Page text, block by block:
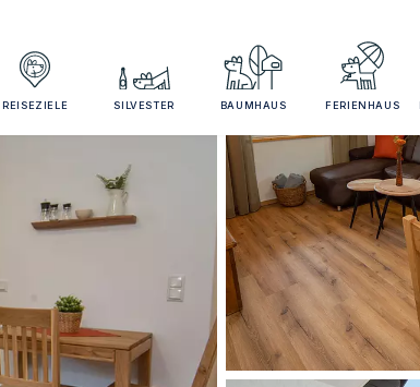
REISEZIELE SILVESTER BAUMHAUS FERIENHAUS